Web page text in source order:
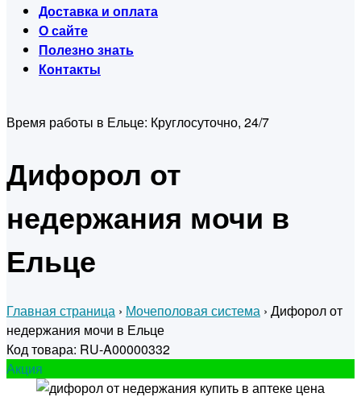
Доставка и оплата
О сайте
Полезно знать
Контакты
Время работы в Ельце: Круглосуточно, 24/7
Дифорол от
недержания мочи в
Ельце
Главная страница › Мочеполовая система › Дифорол от
недержания мочи в Ельце
Код товара: RU-A00000332
Акция